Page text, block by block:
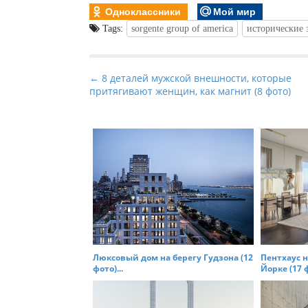
Одноклассники Мой мир
Tags: sorgente group of america исторические
P
o
t
v
g
a
t
← 8 деталей мужской внешности, которые
притягивают женщин, как магнит (8 фото)
Люксовый дом на берегу Гудзона (12
фото)...
Пентхаус
Йорке (17